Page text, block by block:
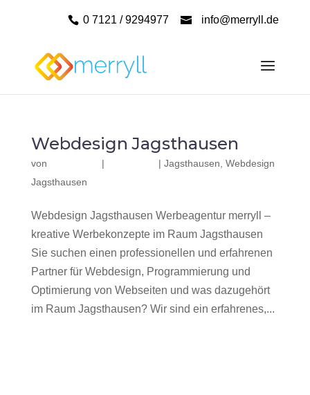
0 7121 / 9294977 info@merryll.de
Webdesign Jagsthausen
von | | Jagsthausen Webdesign
Jagsthausen
Webdesign Jagsthausen Werbeagentur merryll –
kreative Werbekonzepte im Raum Jagsthausen
Sie suchen einen professionellen und erfahrenen
Partner für Webdesign, Programmierung und
Optimierung von Webseiten und was dazugehört
im Raum Jagsthausen? Wir sind ein erfahrenes,...